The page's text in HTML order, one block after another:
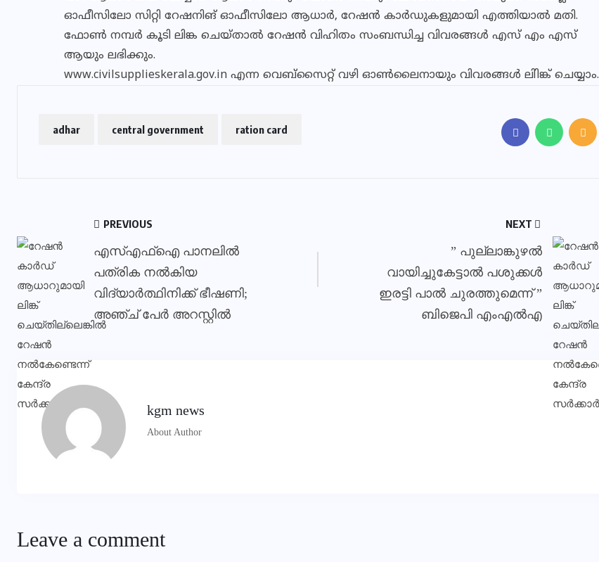
ഓഫീസിലോ സിറ്റി റേഷനിങ് ഓഫീസിലോ ആധാര്‍, റേഷന്‍ കാര്‍ഡുകളുമായി എത്തിയാല്‍ മതി.
ഫോണ്‍ നമ്പര്‍ കൂടി ലിങ്ക ചെയ്താല്‍ റേഷന്‍ വിഹിതം സംബന്ധിച്ച വിവരങ്ങള്‍ എസ് എം എസ്
ആയും ലഭിക്കും.
www.civilsupplieskerala.gov.in എന്ന വെബ്‌സൈറ്റ് വഴി ഓണ്‍ലൈനായും വിവരങ്ങള്‍ ലിിങ്ക് ചെയ്യാം.
adhar central government ration card
PREVIOUS
എസ്‌എഫ്‌ഐ പാനലില്‍
പത്രിക നല്‍കിയ
വിദ്യാര്‍ത്ഥിനിക്ക് ഭീഷണി;
അഞ്ച് പേർ അറസ്റ്റിൽ
NEXT
” പുല്ലാങ്കുഴല്‍
വായിച്ചുകേട്ടാല്‍ പശുക്കള്‍
ഇരട്ടി പാല്‍ ചുരത്തുമെന്ന് ”
ബിജെപി എംഎല്‍എ
kgm news
About Author
Leave a comment